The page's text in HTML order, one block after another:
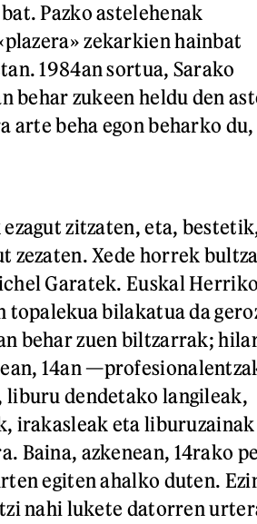
Pazko astelehenak
zekarkien hainbat
1984an sortua, Sarako
behar zukeen heldu den
arte beha egon beharko
zitzaten, eta,
zezaten. Xede horrek
Garatek. Euskal
bilakatua da
behar zuen biltzarrak;
14an
dendetako langileak,
irakasleak eta liburuzainak
Baina, azkenean, 14rako
egiten ahalko duten.
nahi lukete datorren